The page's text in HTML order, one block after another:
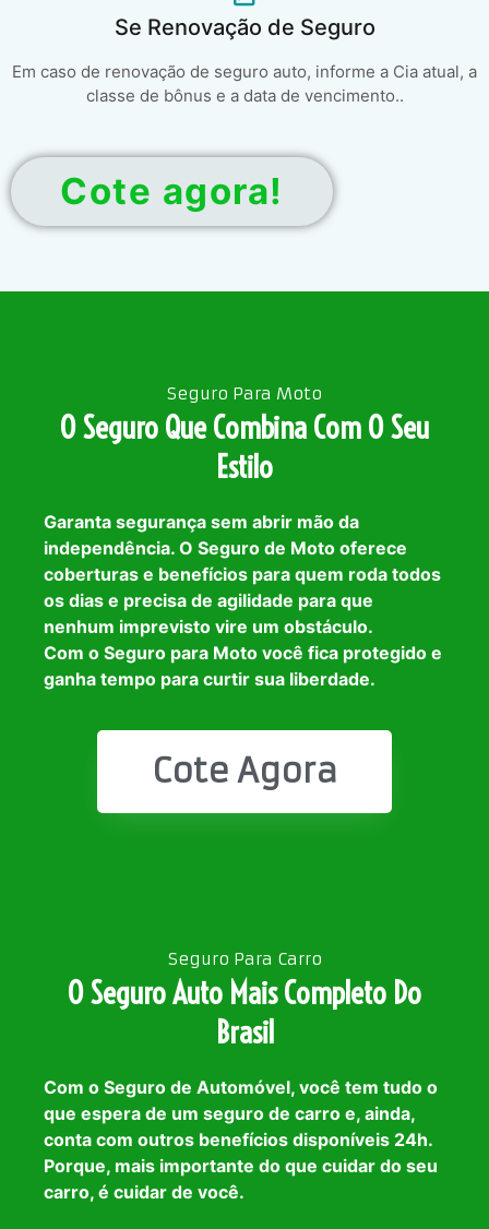
Se Renovação de Seguro
Em caso de renovação de seguro auto, informe a Cia atual, a
classe de bônus e a data de vencimento..
Cote agora!
Seguro Para Moto
O Seguro Que Combina Com O Seu
Estilo
Garanta segurança sem abrir mão da
independência. O Seguro de Moto oferece
coberturas e benefícios para quem roda todos
os dias e precisa de agilidade para que
nenhum imprevisto vire um obstáculo.
Com o Seguro para Moto você fica protegido e
ganha tempo para curtir sua liberdade.
Cote Agora
Seguro Para Carro
O Seguro Auto Mais Completo Do
Brasil
Com o Seguro de Automóvel, você tem tudo o
que espera de um seguro de carro e, ainda,
conta com outros benefícios disponíveis 24h.
Porque, mais importante do que cuidar do seu
carro, é cuidar de você.